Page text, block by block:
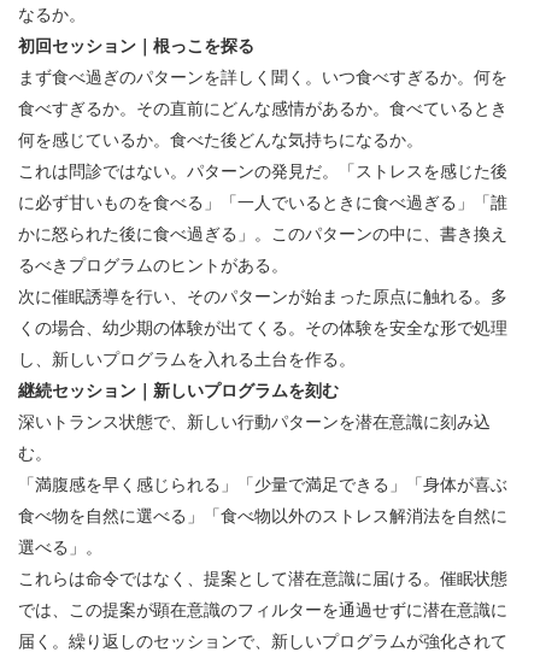
なるか。
初回セッション｜根っこを探る
まず食べ過ぎのパターンを詳しく聞く。いつ食べすぎるか。何を
食べすぎるか。その直前にどんな感情があるか。食べているとき
何を感じているか。食べた後どんな気持ちになるか。
これは問診ではない。パターンの発見だ。「ストレスを感じた後
に必ず甘いものを食べる」「一人でいるときに食べ過ぎる」「誰
かに怒られた後に食べ過ぎる」。このパターンの中に、書き換え
るべきプログラムのヒントがある。
次に催眠誘導を行い、そのパターンが始まった原点に触れる。多
くの場合、幼少期の体験が出てくる。その体験を安全な形で処理
し、新しいプログラムを入れる土台を作る。
継続セッション｜新しいプログラムを刻む
深いトランス状態で、新しい行動パターンを潜在意識に刻み込
む。
「満腹感を早く感じられる」「少量で満足できる」「身体が喜ぶ
食べ物を自然に選べる」「食べ物以外のストレス解消法を自然に
選べる」。
これらは命令ではなく、提案として潜在意識に届ける。催眠状態
では、この提案が顕在意識のフィルターを通過せずに潜在意識に
届く。繰り返しのセッションで、新しいプログラムが強化されて